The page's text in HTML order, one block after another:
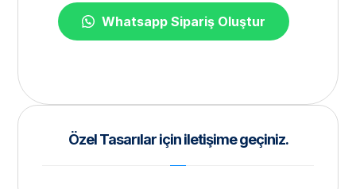
Whatsapp Sipariş Oluştur
Özel Tasarılar için iletişime geçiniz.